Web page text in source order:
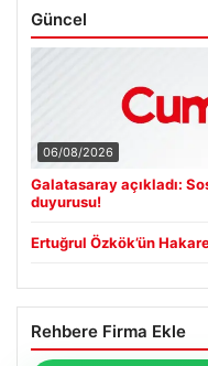
Güncel
06/08/2026
Galatasaray açıkladı:
duyurusu!
Ertuğrul Özkök’ün
Rehbere Firma Ekle